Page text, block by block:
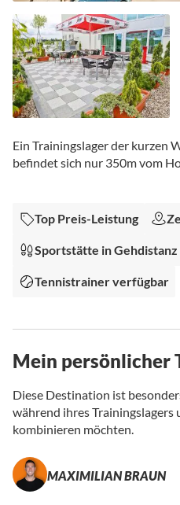
Anfang
der
Ein Trainingslager der kurzen
befindet sich nur 350m vom
Top Preis-Leistung
Sportstätte in Gehdistanz
Tennistrainer verfügbar
Mein persönlicher
Diese Destination ist
während ihres Trainingslagers
kombinieren möchten.
MAXIMILIAN BRAUN